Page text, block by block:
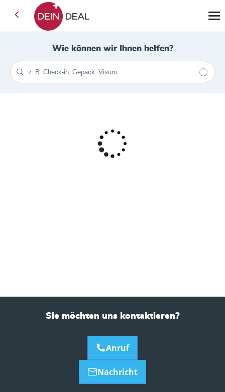
Wie können wir Ihnen helfen?
Sie möchten uns kontaktieren?
Anruf
Nachricht